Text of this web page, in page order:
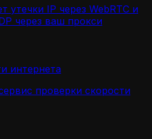
утечки IP через WebRTC и
через ваш прокси
интернета
проверки скорости